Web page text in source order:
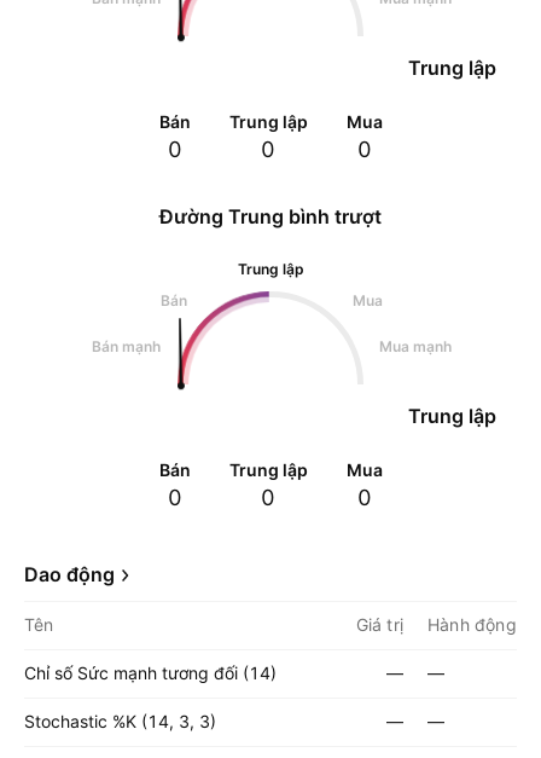
Trung lập
Bán
0
Trung lập
0
Mua
0
Đường Trung bình trượt
Trung lập
Bán
Mua
Bán mạnh Mua mạnh
Trung lập
Bán
0
Trung lập
0
Mua
0
Dao động
Tên Giá trị Hành động
Chỉ số Sức mạnh tương đối (14) — —
Stochastic %K (14, 3, 3) — —